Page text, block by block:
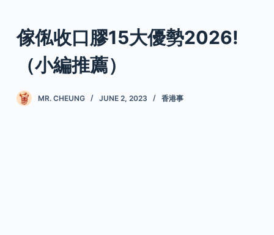
傢俬收口膠15大優勢2026!
（小編推薦）
MR. CHEUNG JUNE 2, 2023 香港事